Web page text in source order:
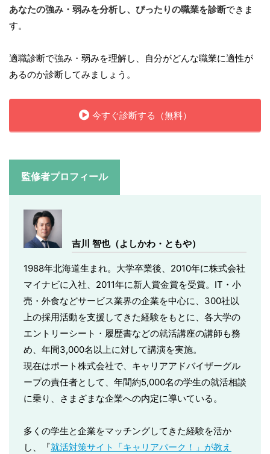
あなたの強み・弱みを分析し、ぴったりの職業を診断できま
す。
適職診断で強み・弱みを理解し、自分がどんな職業に適性が
あるのか診断してみましょう。
今すぐ診断する（無料）
監修者プロフィール
吉川 智也（よしかわ・ともや）
1988年北海道生まれ。大学卒業後、2010年に株式会社
マイナビに入社、2011年に新人賞金賞を受賞。IT・小
売・外食などサービス業界の企業を中心に、300社以
上の採用活動を支援してきた経験をもとに、各大学の
エントリーシート・履歴書などの就活講座の講師も務
め、年間3,000名以上に対して講演を実施。
現在はポート株式会社で、キャリアアドバイザーグル
ープの責任者として、年間約5,000名の学生の就活相談
に乗り、さまざまな企業への内定に導いている。
多くの学生と企業をマッチングしてきた経験を活か
し、『就活対策サイト「キャリアパーク！」が教え